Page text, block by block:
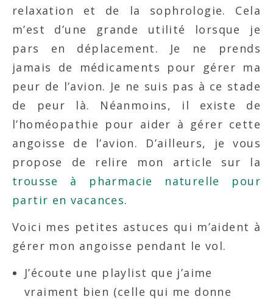
relaxation et de la sophrologie. Cela
m’est d’une grande utilité lorsque je
pars en déplacement. Je ne prends
jamais de médicaments pour gérer ma
peur de l’avion. Je ne suis pas à ce stade
de peur là. Néanmoins, il existe de
l’homéopathie pour aider à gérer cette
angoisse de l’avion. D’ailleurs, je vous
propose de relire mon article sur la
trousse à pharmacie naturelle pour
partir en vacances.
Voici mes petites astuces qui m’aident à
gérer mon angoisse pendant le vol.
J’écoute une playlist que j’aime
vraiment bien (celle qui me donne